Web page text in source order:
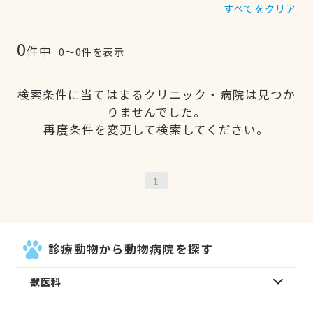
すべてをクリア
0件中 0〜0件を表示
検索条件に当てはまるクリニック・病院は見つか
りませんでした。
再度条件を変更して検索してください。
1
診療動物から動物病院を探す
獣医科